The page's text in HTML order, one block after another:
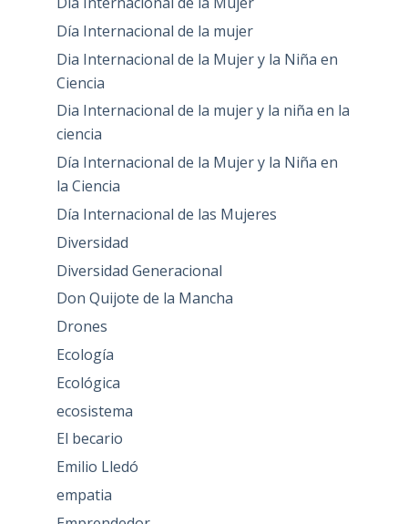
Día Internacional de la mujer
Dia Internacional de la Mujer y la Niña en
Ciencia
Dia Internacional de la mujer y la niña en la
ciencia
Día Internacional de la Mujer y la Niña en
la Ciencia
Día Internacional de las Mujeres
Diversidad
Diversidad Generacional
Don Quijote de la Mancha
Drones
Ecología
Ecológica
ecosistema
El becario
Emilio Lledó
empatia